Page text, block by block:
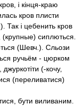
і кінця-краю
кров плисти
Так і цебенить кров
сиплються.
(Шевч.). Сльози
ручьём - цюрком
(-кочу,
(переливатися)
бути виливаним.